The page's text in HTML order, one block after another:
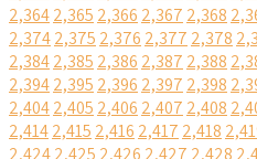
2,3642,365 2,366 2,367 2,368
2,3742,375 2,376 2,377 2,378
2,3842,385 2,386 2,387 2,388
2,3942,395 2,396 2,397 2,398
2,4042,405 2,406 2,407 2,408
2,4142,415 2,416 2,417 2,418